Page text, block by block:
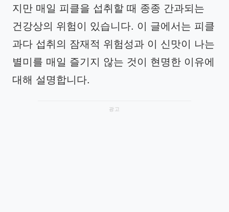
지만 매일 피클을 섭취할 때 종종 간과되는
건강상의 위험이 있습니다. 이 글에서는 피클
과다 섭취의 잠재적 위험성과 이 신맛이 나는
별미를 매일 즐기지 않는 것이 현명한 이유에
대해 설명합니다.
광고